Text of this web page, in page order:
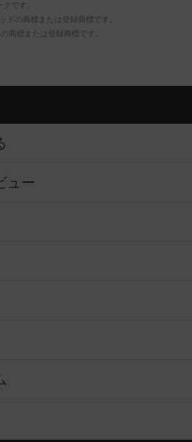
です。
ドの商標または登録商標です。
商標または登録商標です。
ュー